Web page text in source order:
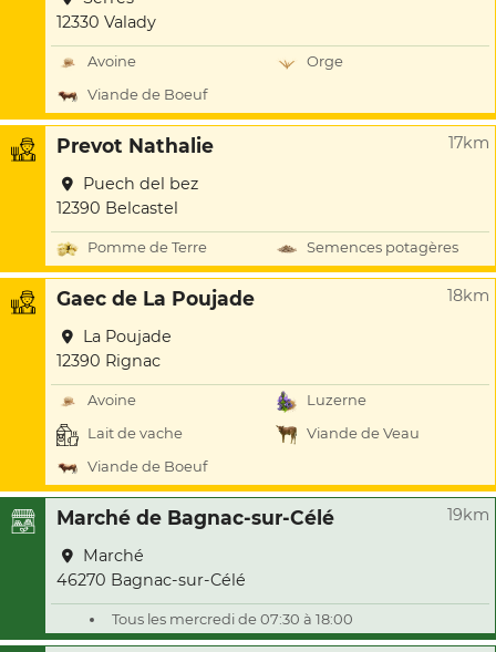
12330 Valady
Avoine
Orge
Viande de Boeuf
Prevot Nathalie 17km
Puech del bez
12390 Belcastel
Pomme de Terre Semences potagères
Gaec de La Poujade 18km
La Poujade
12390 Rignac
Avoine
Luzerne
Lait de vache
Viande de Veau
Viande de Boeuf
Marché de Bagnac-sur-Célé 19km
Marché
46270 Bagnac-sur-Célé
Tous les mercredi de 07:30 à 18:00